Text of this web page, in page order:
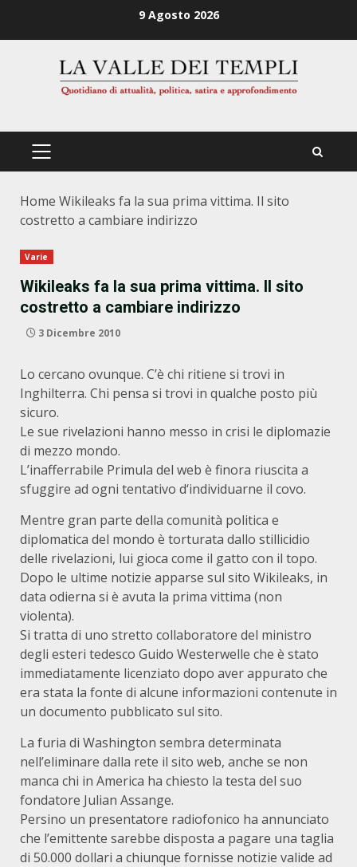
9 Agosto 2026
PRIMÄRES
Home Wikileaks fa la sua prima vittima. Il sito
costretto a cambiare indirizzo
Varie
Wikileaks fa la sua prima vittima. Il sito
costretto a cambiare indirizzo
3 Dicembre 2010
Lo cercano ovunque. C’è chi ritiene si trovi in
Inghilterra. Chi pensa si trovi in qualche posto più
sicuro.
Le sue rivelazioni hanno messo in crisi le diplomazie
di mezzo mondo.
L’inafferrabile Primula del web è finora riuscita a
sfuggire ad ogni tentativo d‘individuarne il covo.
Mentre gran parte della comunità politica e
diplomatica del mondo è torturata dallo stillicidio
delle rivelazioni, lui gioca come il gatto con il topo.
Dopo le ultime notizie apparse sul sito Wikileaks, in
data odierna si è avuta la prima vittima (non
violenta).
Si tratta di uno stretto collaboratore del ministro
degli esteri tedesco Guido Westerwelle che è stato
immediatamente licenziato dopo aver appurato che
era stata la fonte di alcune informazioni contenute in
un documento pubblicato sul sito.
La furia di Washington sembra determinata
nell’eliminare dalla rete il sito web, anche se non
manca chi in America ha chiesto la testa del suo
fondatore Julian Assange.
Persino un presentatore radiofonico ha annunciato
che l’emittente sarebbe disposta a pagare una taglia
di 50.000 dollari a chiunque fornisse notizie valide ad